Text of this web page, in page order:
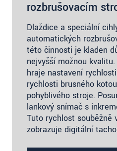
rozbrušovacím
Dlaždice a speciální
automatických
této činnosti je kladen
nejvyšší možnou
hraje nastavení
rychlosti brusného
pohyblivého stroje.
lankový snímač s
Tuto rychlost souběžně
zobrazuje digitální